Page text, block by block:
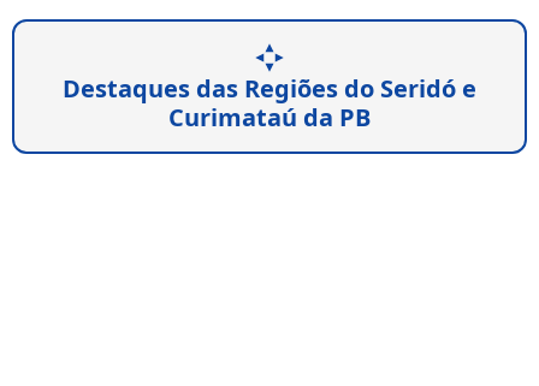
Destaques das Regiões do Seridó e
Curimataú da PB